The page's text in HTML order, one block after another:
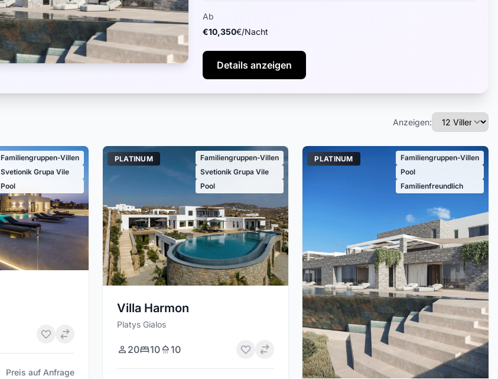
Ab
€10,350€/Nacht
Details anzeigen
Anzeigen:
Familiengruppen-Villen
Svetionik Grupa Vile
Pool
Preis auf Anfrage
PLATINUM
Familiengruppen-Villen
Svetionik Grupa Vile
Pool
Villa Harmon
Platys Gialos
20 10 10
PLATINUM
Familiengruppen-Villen
Pool
Familienfreundlich